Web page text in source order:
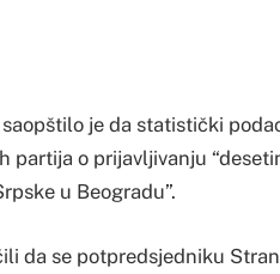
je da statistički
partija o prijavljivanju
u Beogradu”.
da se potpredsjedniku